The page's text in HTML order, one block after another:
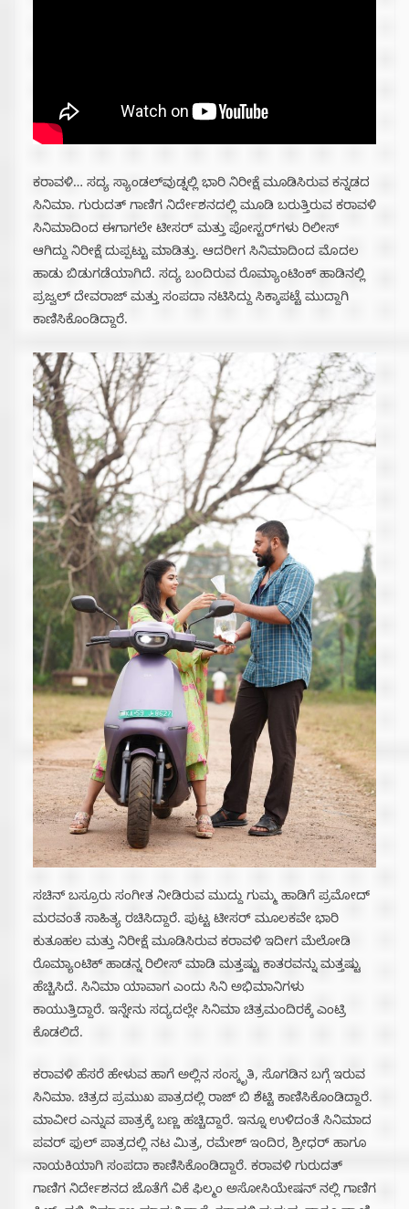
ಕರಾವಳಿ… ಸದ್ಯ ಸ್ಯಾಂಡಲ್‌ವುಡ್ನಲ್ಲಿ ಭಾರಿ ನಿರೀಕ್ಷೆ ಮೂಡಿಸಿರುವ ಕನ್ನಡದ
ಸಿನಿಮಾ. ಗುರುದತ್ ಗಾಣಿಗ ನಿರ್ದೇಶನದಲ್ಲಿ ಮೂಡಿ ಬರುತ್ತಿರುವ ಕರಾವಳಿ
ಸಿನಿಮಾದಿಂದ ಈಗಾಗಲೇ ಟೀಸರ್ ಮತ್ತು ಪೋಸ್ಟರ್‌ಗಳು ರಿಲೀಸ್
ಆಗಿದ್ದು ನಿರೀಕ್ಷೆ ದುಪ್ಪಟ್ಟು ಮಾಡಿತ್ತು. ಆದರೀಗ ಸಿನಿಮಾದಿಂದ ಮೊದಲ
ಹಾಡು ಬಿಡುಗಡೆಯಾಗಿದೆ. ಸದ್ಯ ಬಂದಿರುವ ರೊಮ್ಯಾಂಟಿಂಕ್ ಹಾಡಿನಲ್ಲಿ
ಪ್ರಜ್ವಲ್ ದೇವರಾಜ್ ಮತ್ತು ಸಂಪದಾ ನಟಿಸಿದ್ದು ಸಿಕ್ಕಾಪಟ್ಟೆ ಮುದ್ದಾಗಿ
ಕಾಣಿಸಿಕೊಂಡಿದ್ದಾರೆ.
ಸಚಿನ್ ಬಸ್ರೂರು ಸಂಗೀತ ನೀಡಿರುವ ಮುದ್ದು ಗುಮ್ಮ ಹಾಡಿಗೆ ಪ್ರಮೋದ್
ಮರವಂತೆ ಸಾಹಿತ್ಯ ರಚಿಸಿದ್ದಾರೆ. ಪುಟ್ಟ ಟೀಸರ್ ಮೂಲಕವೇ ಭಾರಿ
ಕುತೂಹಲ ಮತ್ತು ನಿರೀಕ್ಷೆ ಮೂಡಿಸಿರುವ ಕರಾವಳಿ ಇದೀಗ ಮೆಲೋಡಿ
ರೊಮ್ಯಾಂಟಿಕ್ ಹಾಡನ್ನ ರಿಲೀಸ್ ಮಾಡಿ ಮತ್ತಷ್ಟು ಕಾತರವನ್ನು ಮತ್ತಷ್ಟು
ಹೆಚ್ಚಿಸಿದೆ. ಸಿನಿಮಾ ಯಾವಾಗ ಎಂದು ಸಿನಿ ಅಭಿಮಾನಿಗಳು
ಕಾಯುತ್ತಿದ್ದಾರೆ. ಇನ್ನೇನು ಸದ್ಯದಲ್ಲೇ ಸಿನಿಮಾ ಚಿತ್ರಮಂದಿರಕ್ಕೆ ಎಂಟ್ರಿ
ಕೊಡಲಿದೆ.
ಕರಾವಳಿ ಹೆಸರೆ ಹೇಳುವ ಹಾಗೆ ಅಲ್ಲಿನ ಸಂಸ್ಕೃತಿ, ಸೊಗಡಿನ ಬಗ್ಗೆ ಇರುವ
ಸಿನಿಮಾ. ಚಿತ್ರದ ಪ್ರಮುಖ ಪಾತ್ರದಲ್ಲಿ ರಾಜ್ ಬಿ ಶೆಟ್ಟಿ ಕಾಣಿಸಿಕೊಂಡಿದ್ದಾರೆ.
ಮಾವೀರ ಎನ್ನುವ ಪಾತ್ರಕ್ಕೆ ಬಣ್ಣ ಹಚ್ಚಿದ್ದಾರೆ. ಇನ್ನೂ ಉಳಿದಂತೆ ಸಿನಿಮಾದ
ಪವರ್ ಫುಲ್ ಪಾತ್ರದಲ್ಲಿ ನಟ ಮಿತ್ರ, ರಮೇಶ್ ಇಂದಿರ, ಶ್ರೀಧರ್ ಹಾಗೂ
ನಾಯಕಿಯಾಗಿ ಸಂಪದಾ ಕಾಣಿಸಿಕೊಂಡಿದ್ದಾರೆ. ಕರಾವಳಿ ಗುರುದತ್
ಗಾಣಿಗ ನಿರ್ದೇಶನದ ಜೊತೆಗೆ ವಿಕೆ ಫಿಲ್ಮಂ ಅಸೋಸಿಯೇಷನ್ ನಲ್ಲಿ ಗಾಣಿಗ